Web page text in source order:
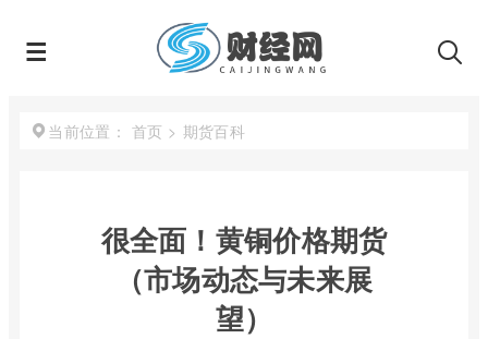
当前位置： 首页 > 期货百科
很全面！黄铜价格期货
（市场动态与未来展
望）